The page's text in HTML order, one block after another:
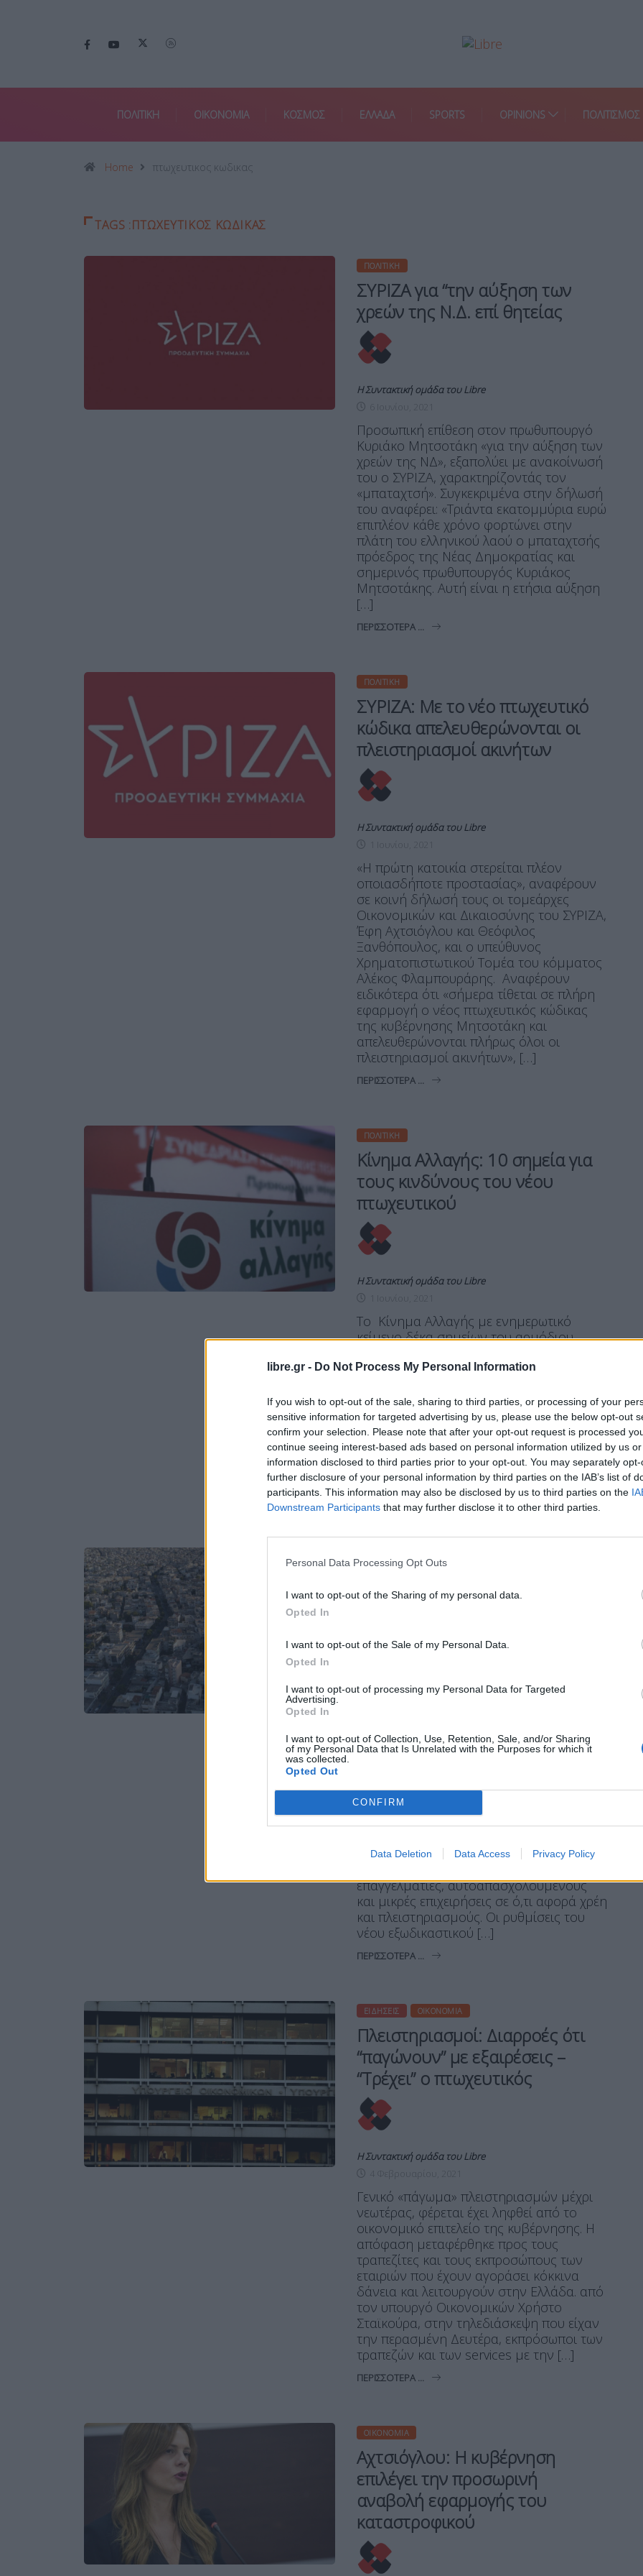
libre.gr - Do Not Process My Personal Information
If you wish to opt-out of the sale, sharing to third parties, or processing of your
sensitive information for targeted advertising by us, please use the below opt-out
confirm your selection. Please note that after your opt-out request is processed
continue seeing interest-based ads based on personal information utilized by us
information disclosed to third parties prior to your opt-out. You may separately
further disclosure of your personal information by third parties on the IAB’s list of
participants. This information may also be disclosed by us to third parties on the
Downstream Participants that may further disclose it to other third parties.
Personal Data Processing Opt Outs
I want to opt-out of the Sharing of my personal data.
Opted In
I want to opt-out of the Sale of my Personal Data.
Opted In
I want to opt-out of processing my Personal Data for Targeted
Advertising.
Opted In
I want to opt-out of Collection, Use, Retention, Sale, and/or Sharing
of my Personal Data that Is Unrelated with the Purposes for which it
was collected.
Opted Out
CONFIRM
Data Deletion Data Access Privacy Policy
ΠΟΛΙΤΙΚΗ ΟΙΚΟΝΟΜΙΑ ΚΟΣΜΟΣ ΕΛΛΑΔΑ SPORTS OPINIONS ΠΟΛΙΤΙΣΜΟΣ
Home πτωχευτικος κωδικας
TAGS :ΠΤΩΧΕΥΤΙΚΟΣ ΚΩΔΙΚΑΣ
ΠΟΛΙΤΙΚΉ
ΣΥΡΙΖΑ για “την αύξηση των
χρεών της Ν.Δ. επί θητείας
Η Συντακτική ομάδα του Libre
Προσωπική επίθεση στον πρωθυπουργό
Κυριάκο Μητσοτάκη «για την αύξηση των
χρεών της ΝΔ», εξαπολύει με ανακοίνωσή
του ο ΣΥΡΙΖΑ, χαρακτηρίζοντάς τον
«μπαταχτσή». Συγκεκριμένα στην δήλωσή
του αναφέρει: «Τριάντα εκατομμύρια ευρώ
επιπλέον κάθε χρόνο φορτώνει στην
πλάτη του ελληνικού λαού ο μπαταχτσής
πρόεδρος της Νέας Δημοκρατίας και
σημερινός πρωθυπουργός Κυριάκος
Μητσοτάκης. Αυτή είναι η ετήσια αύξηση
[…]
ΠΕΡΙΣΣΌΤΕΡΑ ...
ΠΟΛΙΤΙΚΉ
ΣΥΡΙΖΑ: Με το νέο πτωχευτικό
κώδικα απελευθερώνονται οι
πλειστηριασμοί ακινήτων
Η Συντακτική ομάδα του Libre
«Η πρώτη κατοικία στερείται πλέον
οποιασδήποτε προστασίας», αναφέρουν
σε κοινή δήλωσή τους οι τομεάρχες
Οικονομικών και Δικαιοσύνης του ΣΥΡΙΖΑ,
Έφη Αχτσιόγλου και Θεόφιλος
Ξανθόπουλος, και ο υπεύθυνος
Χρηματοπιστωτικού Τομέα του κόμματος
Αλέκος Φλαμπουράρης. Αναφέρουν
ειδικότερα ότι «σήμερα τίθεται σε πλήρη
εφαρμογή ο νέος πτωχευτικός κώδικας
της κυβέρνησης Μητσοτάκη και
απελευθερώνονται πλήρως όλοι οι
πλειστηριασμοί ακινήτων», […]
ΠΕΡΙΣΣΌΤΕΡΑ ...
ΠΟΛΙΤΙΚΉ
Κίνημα Αλλαγής: 10 σημεία για
τους κινδύνους του νέου
πτωχευτικού
Η Συντακτική ομάδα του Libre
To Κίνημα Αλλαγής με ενημερωτικό
κείμενο δέκα σημείων του αρμόδιου
Κατρίνη επικρίνει έντονα την κυβέρνηση
επιφέρει η ισχύς του νέου πτωχευτικού
κώδικα στους οικονομικά ασθενέστερους
με σημαντικότερη τον κίνδυνο να μέινει
απροστάτευτη η πρώτη κατοικία. ΥΠΟΙΚ: Τι
θα ισχύσει για τα μειωμένα ενοίκια τον
Ιούνιο και […]
ΠΕΡΙΣΣΌΤΕΡΑ ...
HEADLINES
περιουσία – Νέος πτωχευτικός
Τέλος στην προστασίας της πρώτης
κατοικίας, χωρίς να είναι έτοιμος ο
Ακινήτων, καθώς από σήμερα Τρίτη 1
Ιουνίου τίθεται σε ισχύ ο νέος
πτωχευτικός κώδικας. Έτσι
δεδομένα για χιλιάδες υπερχρεωμένους
επαγγελματίες, αυτοαπασχολούμενους
και μικρές επιχειρήσεις σε ό,τι αφορά χρέη
και πλειστηριασμούς. Οι ρυθμίσεις του
νέου εξωδικαστικού […]
ΠΕΡΙΣΣΌΤΕΡΑ ...
ΕΙΔΉΣΕΙΣ ΟΙΚΟΝΟΜΊΑ
Πλειστηριασμοί: Διαρροές ότι
“παγώνουν” με εξαιρέσεις –
“Τρέχει” ο πτωχευτικός
Η Συντακτική ομάδα του Libre
Γενικό «πάγωμα» πλειστηριασμών μέχρι
νεωτέρας, φέρεται έχει ληφθεί από το
οικονομικό επιτελείο της κυβέρνησης. Η
απόφαση μεταφέρθηκε προς τους
τραπεζίτες και τους εκπροσώπους των
εταιριών που έχουν αγοράσει κόκκινα
δάνεια και λειτουργούν στην Ελλάδα. από
τον υπουργό Οικονομικών Χρήστο
Σταϊκούρα, στην τηλεδιάσκεψη που είχαν
την περασμένη Δευτέρα, εκπρόσωποι των
τραπεζών και των services με την […]
ΠΕΡΙΣΣΌΤΕΡΑ ...
ΟΙΚΟΝΟΜΊΑ
Αχτσιόγλου: Η κυβέρνηση
επιλέγει την προσωρινή
αναβολή εφαρμογής του
καταστροφικού